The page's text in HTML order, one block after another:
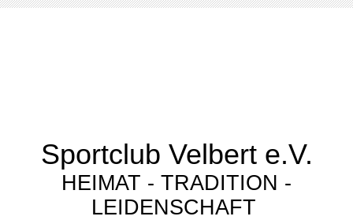
Sportclub Velbert e.V.
HEIMAT - TRADITION -
LEIDENSCHAFT